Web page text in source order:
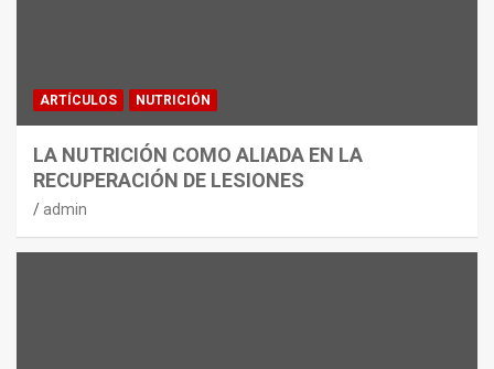
ARTÍCULOS NUTRICIÓN
LA NUTRICIÓN COMO ALIADA EN LA
RECUPERACIÓN DE LESIONES
admin